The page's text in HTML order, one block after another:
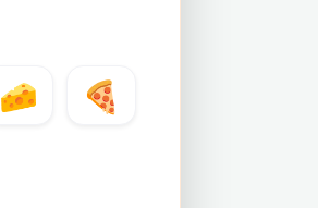
🧀
🍕